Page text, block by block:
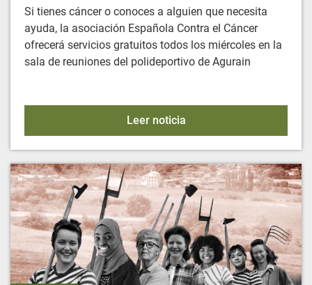
Si tienes cáncer o conoces a alguien que necesita
ayuda, la asociación Española Contra el Cáncer
ofrecerá servicios gratuitos todos los miércoles en la
sala de reuniones del polideportivo de Agurain
Leer noticiaCONTRA EL CÁNCER: